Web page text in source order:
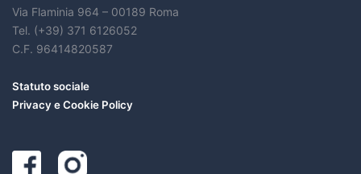
Via Flaminia 964 – 00189 Roma
Tel. (+39) 371 6126052
C.F. 96414820587
Statuto sociale
Privacy e Cookie Policy